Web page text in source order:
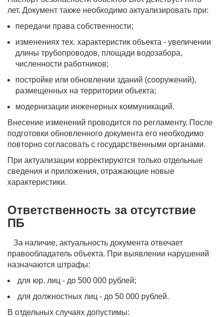
лет. Документ также необходимо актуализировать при:
передачи права собственности;
изменениях тех. характеристик объекта - увеличении
длины трубопроводов, площади водозабора,
численности работников;
постройке или обновлении зданий (сооружений),
размещенных на территории объекта;
модернизации инженерных коммуникаций.
Внесение изменений проводится по регламенту. После
подготовки обновленного документа его необходимо
повторно согласовать с государственными органами.
При актуализации корректируются только отдельные
сведения и приложения, отражающие новые
характеристики.
Ответственность за отсутствие
ПБ
За наличие, актуальность документа отвечает
правообладатель объекта. При выявлении нарушений
назначаются штрафы:
для юр. лиц - до 500 000 рублей;
для должностных лиц - до 50 000 рублей.
В отдельных случаях допустимы: